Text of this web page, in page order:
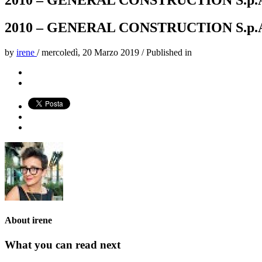
2010 – GENERAL CONSTRUCTION
by irene /mercoledì, 20 Marzo 2019 /Published in
Aboutirene
What you can read next